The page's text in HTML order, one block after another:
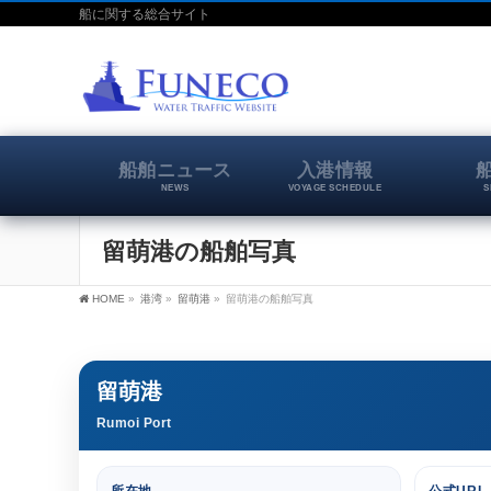
船に関する総合サイト
船舶ニュース
NEWS
入港情報
VOYAGE SCHEDULE
留萌港の船舶写真
HOME » 港湾 » 留萌港 » 留萌港の船舶写真
留萌港
Rumoi Port